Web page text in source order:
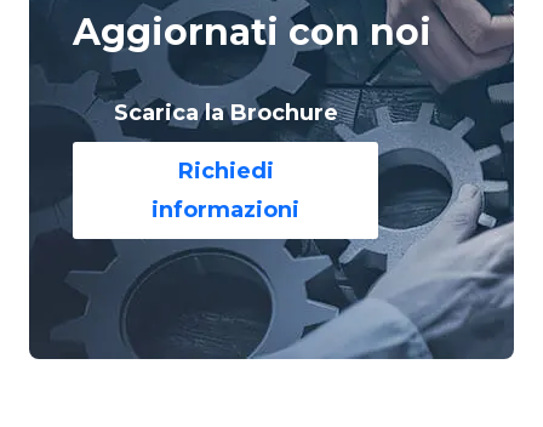
Aggiornati con noi
Scarica la Brochure
Richiedi
informazioni